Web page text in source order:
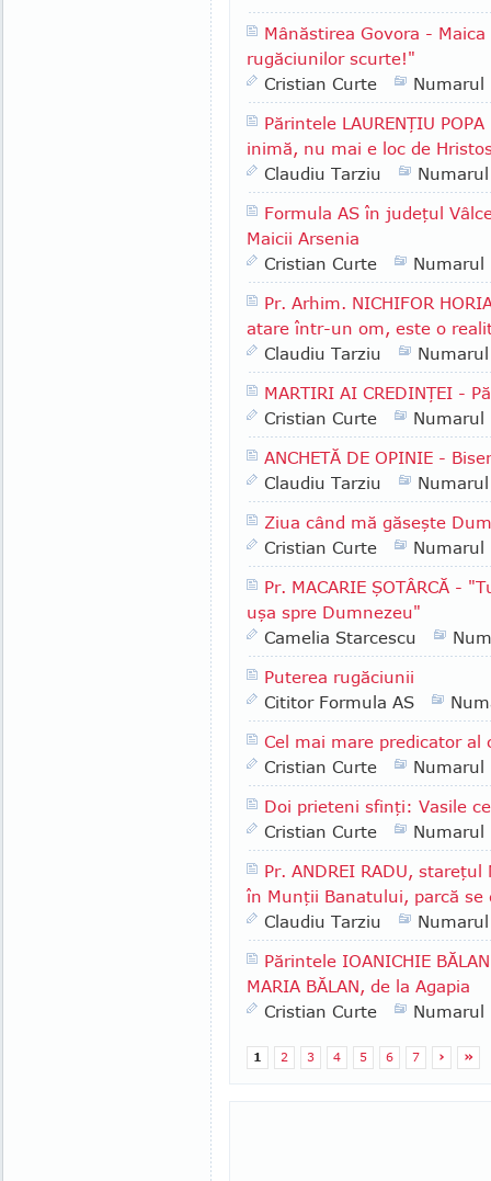
Mânăstirea Govora - Maica
rugăciunilor scurte!"
Cristian Curte
Numarul
Părintele LAURENŢIU
inimă, nu mai e loc de
Claudiu Tarziu
Formula AS în judeţul
Maicii Arsenia
Cristian Curte
Numarul
Pr. Arhim. NICHIFOR
atare într-un om, este o
Claudiu Tarziu
MARTIRI AI CREDINŢEI -
Cristian Curte
Numarul
ANCHETĂ DE OPINIE -
Claudiu Tarziu
Ziua când mă găseşte
Cristian Curte
Numarul
Pr. MACARIE ŞOTÂRCĂ -
uşa spre Dumnezeu"
Camelia Starcescu
Puterea rugăciunii
Cititor Formula AS
Cel mai mare predicator al
Cristian Curte
Numarul
Doi prieteni sfinţi: Vasile
Cristian Curte
Numarul
Pr. ANDREI RADU,
în Munţii Banatului, parcă se
Claudiu Tarziu
Părintele IOANICHIE
MARIA BĂLAN, de la Agapia
Cristian Curte
Numarul
1 2 3 4 5 6 7 › »